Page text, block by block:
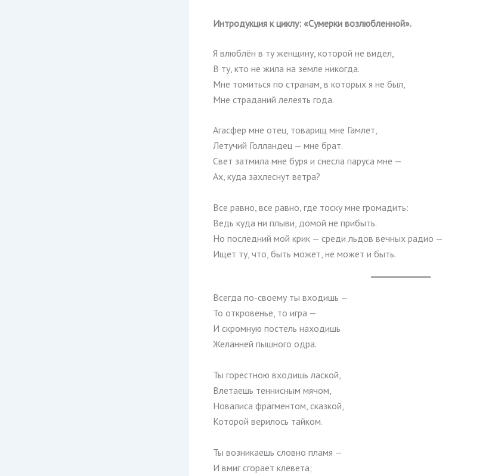
Интродукция к циклу: «Сумерки возлюбленной».
Я влюблён в ту женщину, которой не видел,
В ту, кто не жила на земле никогда.
Мне томиться по странам, в которых я не был,
Мне страданий лелеять года.
Агасфер мне отец, товарищ мне Гамлет,
Летучий Голландец — мне брат.
Свет затмила мне буря и снесла паруса мне —
Ах, куда захлеснут ветра?
Все равно, все равно, где тоску мне громадить:
Ведь куда ни плыви, домой не прибыть.
Но последний мой крик — среди льдов вечных радио —
Ищет ту, что, быть может, не может и быть.
Всегда по-своему ты входишь —
То откровенье, то игра —
И скромную постель находишь
Желанней пышного одра.
Ты горестною входишь лаской,
Влетаешь теннисным мячом,
Новалиса фрагментом, сказкой,
Которой верилось тайком.
Ты возникаешь словно пламя —
И вмиг сгорает клевета;